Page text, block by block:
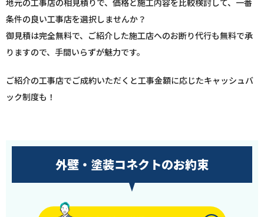
地元の工事店の相見積りで、価格と施工内容を比較検討して、一番
条件の良い工事店を選択しませんか？
御見積は完全無料で、ご紹介した施工店へのお断り代行も無料で承
りますので、手間いらずが魅力です。
ご紹介の工事店でご成約いただくと工事金額に応じたキャッシュバ
ック制度も！
外壁・塗装コネクトのお約束